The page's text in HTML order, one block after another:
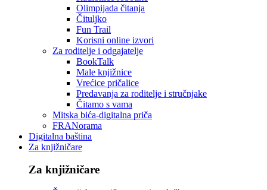
Olimpijada čitanja
Čituljko
Fun Trail
Korisni online izvori
Za roditelje i odgajatelje
BookTalk
Male knjižnice
Vrećice pričalice
Predavanja za roditelje i stručnjake
Čitamo s vama
Mitska bića-digitalna priča
FRANorama
Digitalna baština
Za knjižničare
Za knjižničare